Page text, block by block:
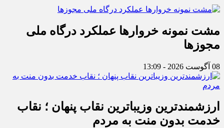
مشت نمونه خروارها عملکرد درگاه ملی
مجوزها
08 آگوست 2026 - 13:09
ارزشمندترین وزیباترین نقاب پنهان ؛ نقاب
خدمت بدون منت به مردم